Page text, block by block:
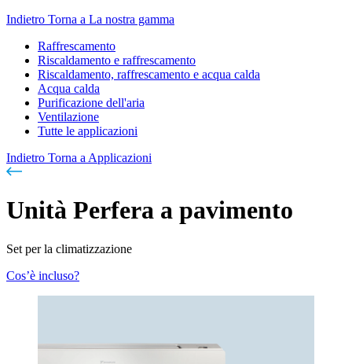
Indietro Torna a La nostra gamma
Raffrescamento
Riscaldamento e raffrescamento
Riscaldamento, raffrescamento e acqua calda
Acqua calda
Purificazione dell'aria
Ventilazione
Tutte le applicazioni
Indietro Torna a Applicazioni
Unità Perfera a pavimento
Set per la climatizzazione
Cos’è incluso?